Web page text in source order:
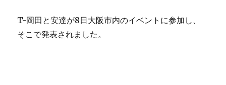
T-岡田と安達が8日大阪市内のイベントに参加し、
そこで発表されました。